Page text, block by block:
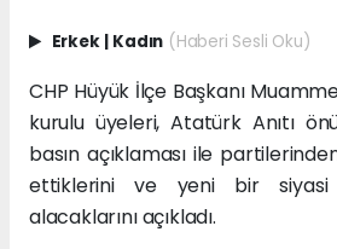
Erkek Kadın (Haberi Sesli Oku)
CHP Hüyük İlçe Başkanı
kurulu üyeleri, Atatürk Anıtı
basın açıklaması ile
ettiklerini ve yeni bir siyasi
alacaklarını açıkladı.